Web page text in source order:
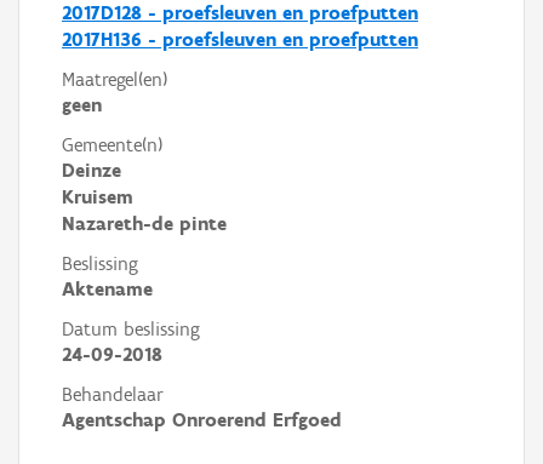
2017D128 - proefsleuven en proefputten
2017H136 - proefsleuven en proefputten
Maatregel(en)
geen
Gemeente(n)
Deinze
Kruisem
Nazareth-de pinte
Beslissing
Aktename
Datum beslissing
24-09-2018
Behandelaar
Agentschap Onroerend Erfgoed